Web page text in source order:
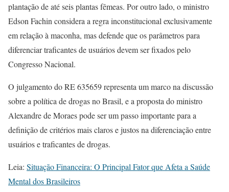
plantação de até seis plantas fêmeas. Por outro lado, o ministro
Edson Fachin considera a regra inconstitucional exclusivamente
em relação à maconha, mas defende que os parâmetros para
diferenciar traficantes de usuários devem ser fixados pelo
Congresso Nacional.
O julgamento do RE 635659 representa um marco na discussão
sobre a política de drogas no Brasil, e a proposta do ministro
Alexandre de Moraes pode ser um passo importante para a
definição de critérios mais claros e justos na diferenciação entre
usuários e traficantes de drogas.
Leia: Situação Financeira: O Principal Fator que Afeta a Saúde
Mental dos Brasileiros